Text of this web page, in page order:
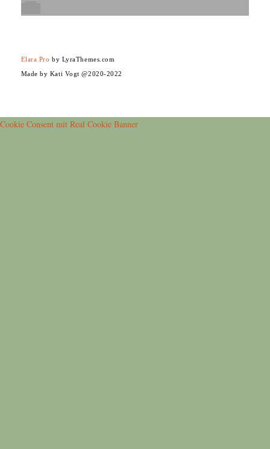
Elara Pro by LyraThemes.com
Made by Kati Vogt @2020-2022
Cookie Consent mit Real Cookie Banner